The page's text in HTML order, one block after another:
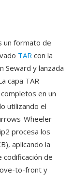
un formato de
TAR con la
Seward y lanzada
capa TAR
en un
utilizando el
Wheeler
procesa los
aplicando la
codificación de
to-front y